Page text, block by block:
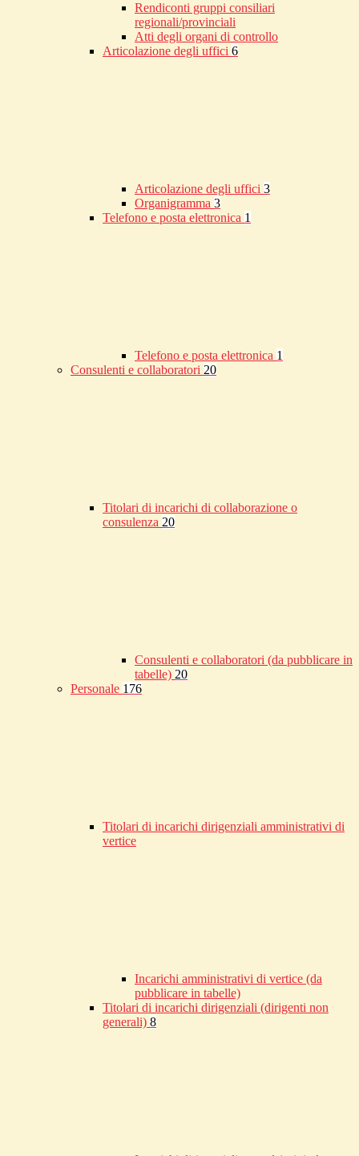
Rendiconti gruppi consiliari
regionali/provinciali
Atti degli organi di controllo
Articolazione degli uffici 6
Articolazione degli uffici 3
Organigramma 3
Telefono e posta elettronica 1
Telefono e posta elettronica 1
Consulenti e collaboratori 20
Titolari di incarichi di collaborazione o
consulenza 20
Consulenti e collaboratori (da pubblicare in
tabelle) 20
Personale 176
Titolari di incarichi dirigenziali amministrativi di
vertice
Incarichi amministrativi di vertice (da
pubblicare in tabelle)
Titolari di incarichi dirigenziali (dirigenti non
generali) 8